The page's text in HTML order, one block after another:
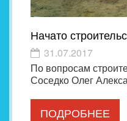
Начато
31.07.2017
По вопросам
Соседко Олег
ПОДРОБНЕЕ